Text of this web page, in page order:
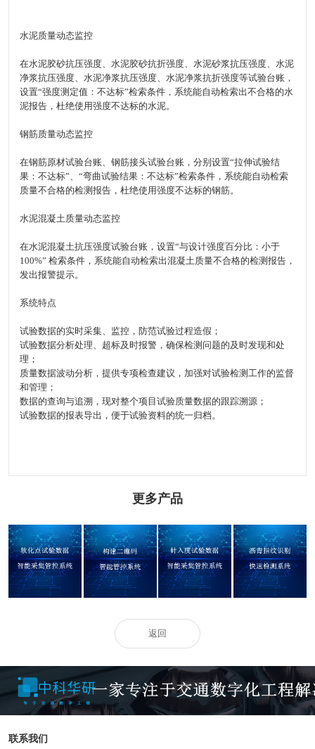
水泥质量动态监控
在水泥胶砂抗压强度、水泥胶砂抗折强度、水泥砂浆抗压强度、水泥
净浆抗压强度、水泥净浆抗压强度、水泥净浆抗折强度等试验台账，
设置“强度测定值：不达标”检索条件，系统能自动检索出不合格的水
泥报告，杜绝使用强度不达标的水泥。
钢筋质量动态监控
在钢筋原材试验台账、钢筋接头试验台账，分别设置“拉伸试验结
果：不达标”、“弯曲试验结果：不达标”检索条件，系统能自动检索
质量不合格的检测报告，杜绝使用强度不达标的钢筋。
水泥混凝土质量动态监控
在水泥混凝土抗压强度试验台账，设置“与设计强度百分比：小于
100%” 检索条件，系统能自动检索出混凝土质量不合格的检测报告，
发出报警提示。
系统特点
试验数据的实时采集、监控，防范试验过程造假；
试验数据分析处理、超标及时报警，确保检测问题的及时发现和处
理；
质量数据波动分析，提供专项检查建议，加强对试验检测工作的监督
和管理；
数据的查询与追溯，现对整个项目试验质量数据的跟踪溯源；
试验数据的报表导出，便于试验资料的统一归档。
更多产品
软化点试验数据
智能采集管控系
统
构建二维码智能
管控系统
针入度试验数据
智能采集管控系
统
沥青指纹识别快
速检测系统
返回
联系我们